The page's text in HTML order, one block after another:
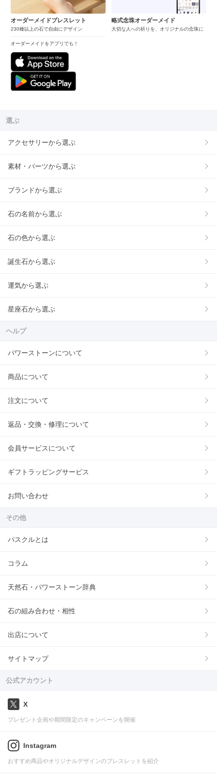
オーダーメイドブレスレット
230種以上の石で自由にデザイン
オーダーメイドをアプリでも！
略式念珠オーダーメイド
大切な人への祈りを、オリジナルの念珠に
選ぶ
アクセサリーから選ぶ
素材・パーツから選ぶ
ブランドから選ぶ
石の名前から選ぶ
石の色から選ぶ
誕生石から選ぶ
運気から選ぶ
星座石から選ぶ
ヘルプ
パワーストーンについて
商品について
注文について
返品・交換・修理について
会員サービスについて
ギフトラッピングサービス
お問い合わせ
その他
パスクルとは
コラム
天然石・パワーストーン辞典
石の組み合わせ・相性
出店について
サイトマップ
公式アカウント
X
プレゼント企画や期間限定のキャンペーンを開催
Instagram
おすすめ商品やオリジナルデザインのブレスレットを紹介